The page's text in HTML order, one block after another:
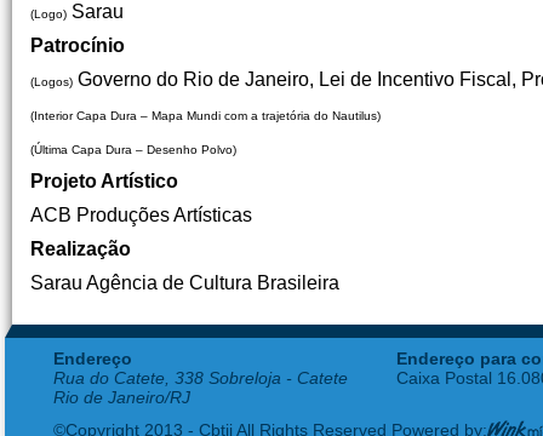
(Logo) Sarau
Patrocínio
(Logos) Governo do Rio de Janeiro, Lei de Incentivo Fiscal,
(Interior Capa Dura – Mapa Mundi com a trajetória do Nautilus)
(Última Capa Dura – Desenho Polvo)
Projeto Artístico
ACB Produções Artísticas
Realização
Sarau Agência de Cultura Brasileira
Endereço
Rua do Catete, 338 Sobreloja - Catete
Rio de Janeiro/RJ
Endereço para
Caixa Postal
©Copyright 2013 - Cbtij All Rights Reserved Powered by: